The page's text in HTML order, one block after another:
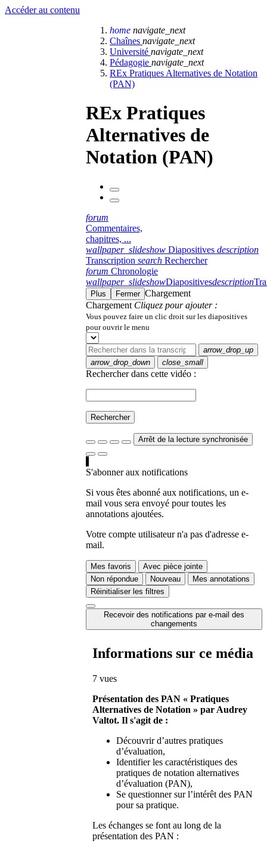
Accéder au contenu
home navigate_next
Chaînes navigate_next
Université navigate_next
Pédagogie navigate_next
REx Pratiques Alternatives de Notation
(PAN)
REx Pratiques
Alternatives de
Notation (PAN)
forum
Commentaires,
chapitres, ...
wallpaper_slideshow Diapositives description
Transcription search Rechercher
forum Chronologie
wallpaper_slideshowDiapositivesdescription
Plus Fermer Chargement
Chargement Cliquez pour ajouter :
Vous pouvez faire un clic droit sur les diapositives
pour ouvrir le menu
arrow_drop_up
arrow_drop_down
close_small
Rechercher dans cette vidéo :
Rechercher
Arrêt de la lecture synchronisée
S'abonner aux notifications
Si vous êtes abonné aux notifications, un e-
mail vous sera envoyé pour toutes les
annotations ajoutées.
Votre compte utilisateur n'a pas d'adresse e-
mail.
Mes favoris
Avec pièce jointe
Non répondue
Nouveau
Mes annotations
Réinitialiser les filtres
Recevoir des notifications par e-mail des
changements
Informations sur ce média
7 vues
Présentation des PAN « Pratiques
Alternatives de Notation » par Audrey
Valtot. Il s'agit de :
Découvrir d’autres pratiques
d’évaluation,
Identifier les caractéristiques des
pratiques de notation alternatives
d’évaluation (PAN),
Se questionner sur l’intérêt des PAN
pour sa pratique.
Les échanges se font au long de la
présentation des PAN :